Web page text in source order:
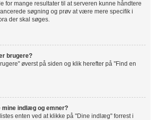
for mange resultater til at serveren kunne håndtere
søgning og prøv at være mere specifik i
der skal søges.
brugere?
øverst på siden og klik herefter på "Find en
mine indlæg og emner?
enten ved at klikke på "Dine indlæg" forrest i